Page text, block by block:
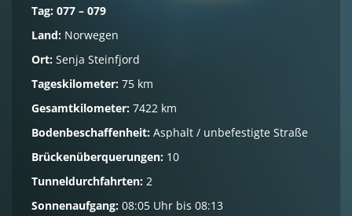
Tag: 077 – 079
Land: Norwegen
Ort: Senja Steinfjord
Tageskilometer: 75 km
Gesamtkilometer: 7422 km
Bodenbeschaffenheit: Asphalt / unbefestigte Straße
Brückenüberquerungen: 10
Tunneldurchfahrten: 2
Sonnenaufgang: 08:05 Uhr bis 08:13